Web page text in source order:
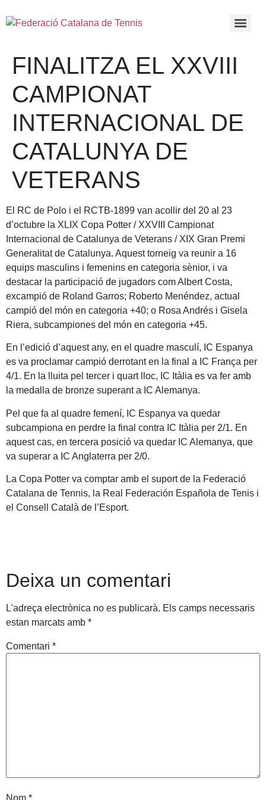
FINALITZA EL XXVIII
CAMPIONAT
INTERNACIONAL DE
CATALUNYA DE
VETERANS
El RC de Polo i el RCTB-1899 van acollir del 20 al 23
d’octubre la XLIX Copa Potter / XXVIII Campionat
Internacional de Catalunya de Veterans / XIX Gran Premi
Generalitat de Catalunya. Aquest torneig va reunir a 16
equips masculins i femenins en categoria sènior, i va
destacar la participació de jugadors com Albert Costa,
excampió de Roland Garros; Roberto Menéndez, actual
campió del món en categoria +40; o Rosa Andrés i Gisela
Riera, subcampiones del món en categoria +45.
En l’edició d’aquest any, en el quadre masculí, IC Espanya
es va proclamar campió derrotant en la final a IC França per
4/1. En la lluita pel tercer i quart lloc, IC Itàlia es va fer amb
la medalla de bronze superant a IC Alemanya.
Pel que fa al quadre femení, IC Espanya va quedar
subcampiona en perdre la final contra IC Itàlia per 2/1. En
aquest cas, en tercera posició va quedar IC Alemanya, que
va superar a IC Anglaterra per 2/0.
La Copa Potter va comptar amb el suport de la Federació
Catalana de Tennis, la Real Federación Española de Tenis i
el Consell Català de l’Esport.
Deixa un comentari
L'adreça electrònica no es publicarà. Els camps necessaris
estan marcats amb *
Comentari *
Nom *